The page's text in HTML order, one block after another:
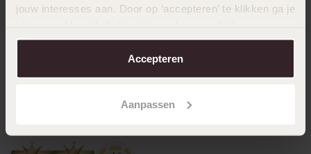
jouw interesses aan. Door op ‘accepteren’ te klikken ga je
aanpassen. Lees er meer over in onscookiebeleid.
Accepteren
Aanpassen
Word member en ontvang altijd minimaal 10% korting